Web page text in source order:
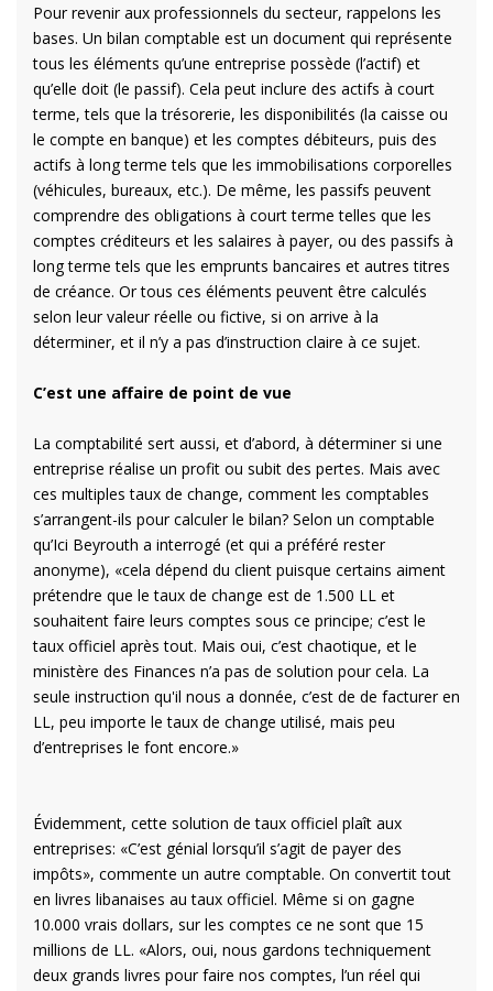
Pour revenir aux professionnels du secteur, rappelons les
bases. Un bilan comptable est un document qui représente
tous les éléments qu’une entreprise possède (l’actif) et
qu’elle doit (le passif). Cela peut inclure des actifs à court
terme, tels que la trésorerie, les disponibilités (la caisse ou
le compte en banque) et les comptes débiteurs, puis des
actifs à long terme tels que les immobilisations corporelles
(véhicules, bureaux, etc.). De même, les passifs peuvent
comprendre des obligations à court terme telles que les
comptes créditeurs et les salaires à payer, ou des passifs à
long terme tels que les emprunts bancaires et autres titres
de créance. Or tous ces éléments peuvent être calculés
selon leur valeur réelle ou fictive, si on arrive à la
déterminer, et il n’y a pas d’instruction claire à ce sujet.
C’est une affaire de point de vue
La comptabilité sert aussi, et d’abord, à déterminer si une
entreprise réalise un profit ou subit des pertes. Mais avec
ces multiples taux de change, comment les comptables
s’arrangent-ils pour calculer le bilan? Selon un comptable
qu’Ici Beyrouth a interrogé (et qui a préféré rester
anonyme), «cela dépend du client puisque certains aiment
prétendre que le taux de change est de 1.500 LL et
souhaitent faire leurs comptes sous ce principe; c’est le
taux officiel après tout. Mais oui, c’est chaotique, et le
ministère des Finances n’a pas de solution pour cela. La
seule instruction qu'il nous a donnée, c’est de de facturer en
LL, peu importe le taux de change utilisé, mais peu
d’entreprises le font encore.»
Évidemment, cette solution de taux officiel plaît aux
entreprises: «C’est génial lorsqu’il s’agit de payer des
impôts», commente un autre comptable. On convertit tout
en livres libanaises au taux officiel. Même si on gagne
10.000 vrais dollars, sur les comptes ce ne sont que 15
millions de LL. «Alors, oui, nous gardons techniquement
deux grands livres pour faire nos comptes, l’un réel qui